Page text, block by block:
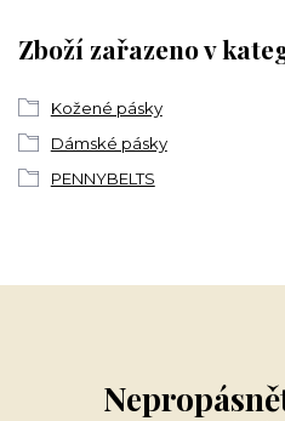
Zboží zařazeno v
Kožené pásky
Dámské pásky
PENNYBELTS